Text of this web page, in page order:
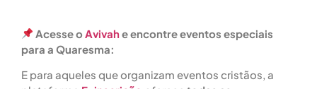
Acesse o Avivahe encontre eventos especiais
para a Quaresma:
E para aqueles que organizam eventos cristãos, a